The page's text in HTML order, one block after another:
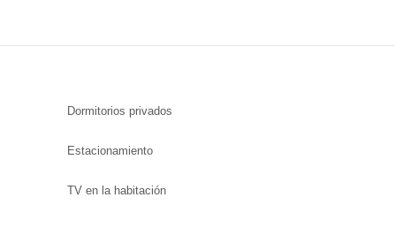
Dormitorios privados
Estacionamiento
TV en la habitación